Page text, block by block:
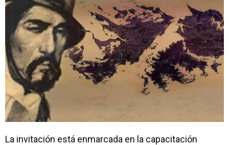
La invitación está enmarcada en la capacitación